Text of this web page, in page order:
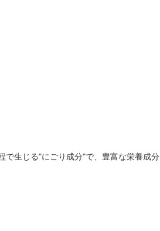
で生じる"にごり成分"で、豊富な栄養成分